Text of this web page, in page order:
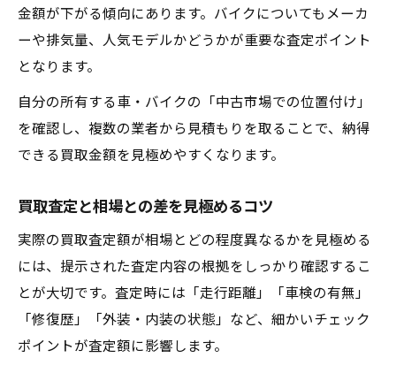
金額が下がる傾向にあります。バイクについてもメーカ
ーや排気量、人気モデルかどうかが重要な査定ポイント
となります。
自分の所有する車・バイクの「中古市場での位置付け」
を確認し、複数の業者から見積もりを取ることで、納得
できる買取金額を見極めやすくなります。
買取査定と相場との差を見極めるコツ
実際の買取査定額が相場とどの程度異なるかを見極める
には、提示された査定内容の根拠をしっかり確認するこ
とが大切です。査定時には「走行距離」「車検の有無」
「修復歴」「外装・内装の状態」など、細かいチェック
ポイントが査定額に影響します。